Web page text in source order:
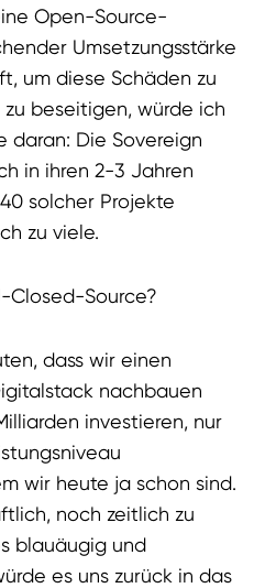
Open-Source-
Umsetzungsstärke
um diese Schäden zu
beseitigen, würde ich
daran: Die Sovereign
in ihren 2-3 Jahren
solcher Projekte
zu viele.
Closed-Source?
dass wir einen
nachbauen
investieren, nur
wir heute ja schon sind.
noch zeitlich zu
blauäugig und
es uns zurück in das